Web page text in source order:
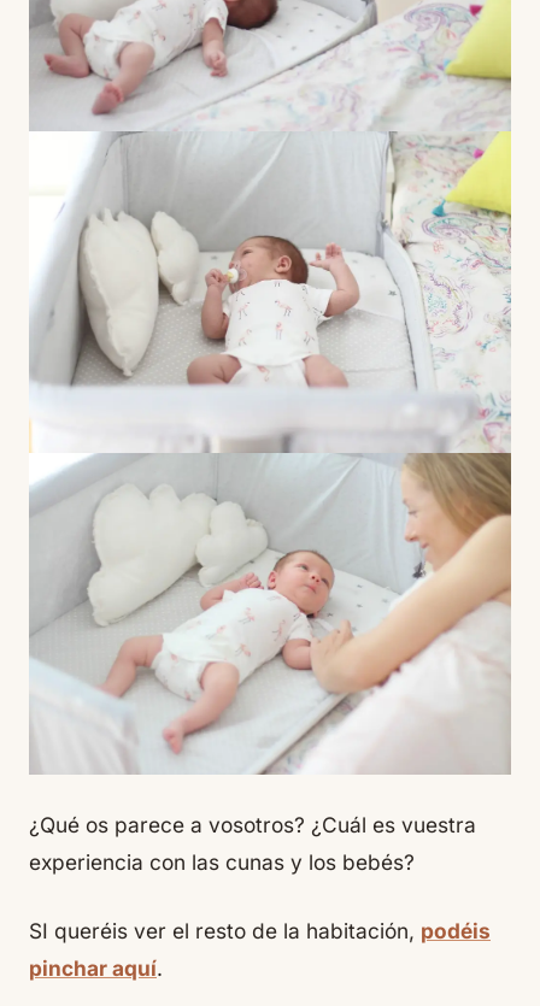
¿Qué os parece a vosotros? ¿Cuál es vuestra
experiencia con las cunas y los bebés?
SI queréis ver el resto de la habitación, podéis
pinchar aquí.